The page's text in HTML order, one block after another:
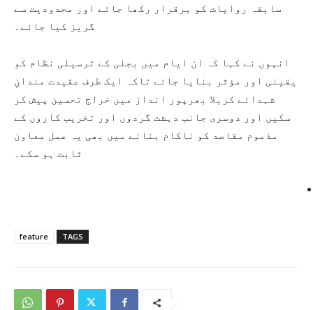
سابقہ روایات کو برقرار رکھا جائے اور محدودیت سے
گریز کیا جائے۔
انہوں نے کہا کہ ان ایام میں بجلی کے ترسیلی نظام کو
یقینی اور مؤثر بنایا جائے تاکہ ایک طرف عقیدت مندانِ
شہدائے کربلا بھرپور انداز میں خراج تحسین پیش کر
سکیں اور دوسری جانب دہشت گردوں اور تخریب کاروں کے
مذموم مقاصد کو ناکام بنانے میں بھی یہ عمل معاون
ثابت ہو سکے۔
TAGS
feature